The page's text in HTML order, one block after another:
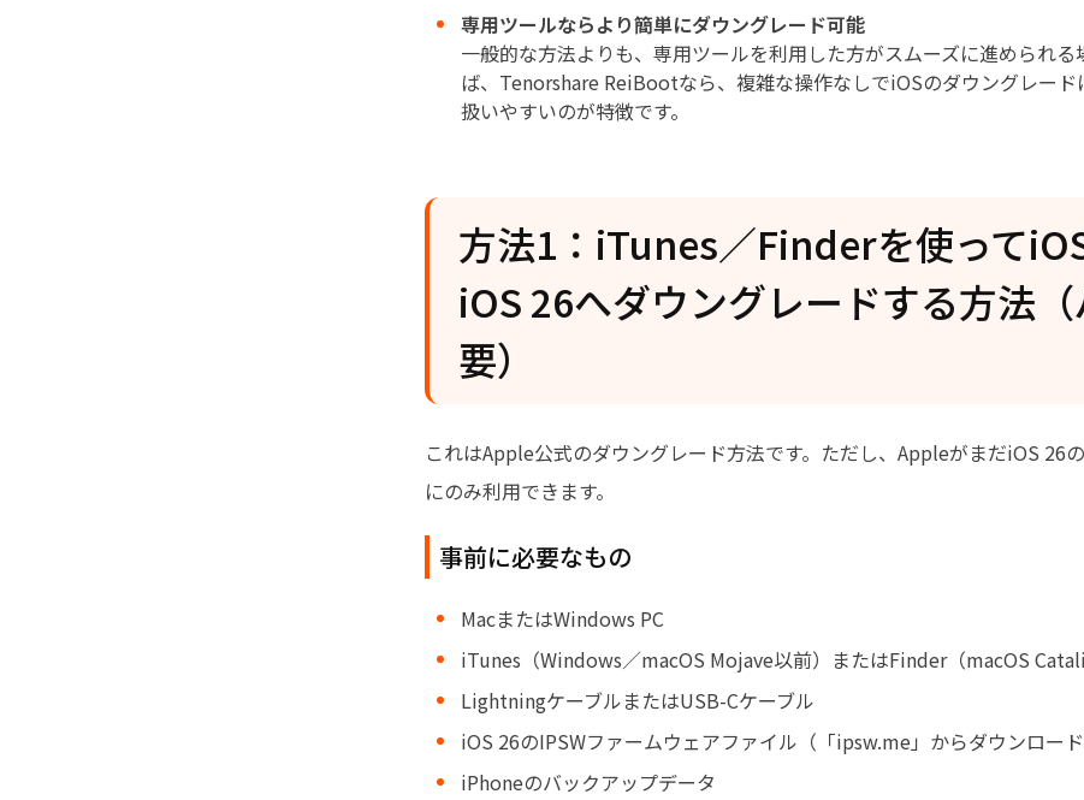
専用ツールならより簡単にダウングレード可能
一般的な方法よりも、専用ツールを利用した方がスムーズに進められる
ば、Tenorshare ReiBootなら、複雑な操作なしでiOSのダウングレード
扱いやすいのが特徴です。
方法1：iTunes／Finderを使って
iOS 26へダウングレードする方法
要）
これはApple公式のダウングレード方法です。ただし、AppleがまだiOS 26
にのみ利用できます。
事前に必要なもの
MacまたはWindows PC
iTunes（Windows／macOS Mojave以前）またはFinder（macOS
LightningケーブルまたはUSB-Cケーブル
iOS 26のIPSWファームウェアファイル（「ipsw.me」からダウンロード
iPhoneのバックアップデータ